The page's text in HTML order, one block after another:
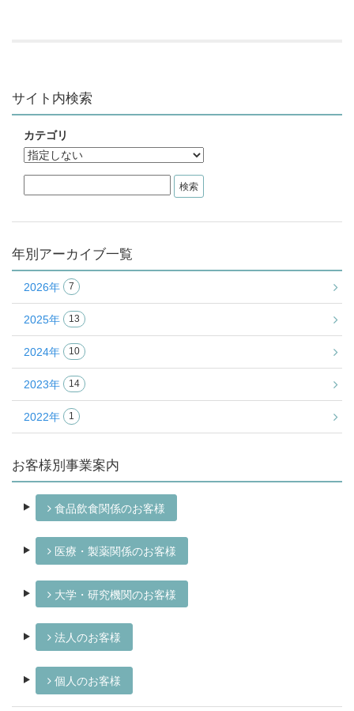
サイト内検索
カテゴリ
年別アーカイブ一覧
2026年 7
2025年 13
2024年 10
2023年 14
2022年 1
お客様別事業案内
食品飲食関係のお客様
医療・製薬関係のお客様
大学・研究機関のお客様
法人のお客様
個人のお客様